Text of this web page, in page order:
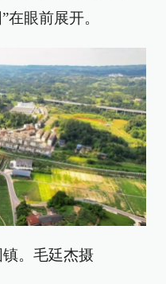
眼前展开。
。毛廷杰摄